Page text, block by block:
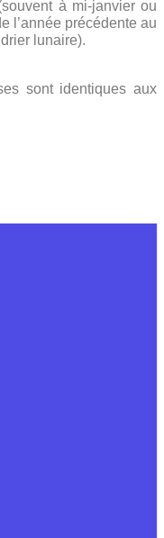
à mi-janvier ou
l’année précédente au
lunaire).
sont identiques aux